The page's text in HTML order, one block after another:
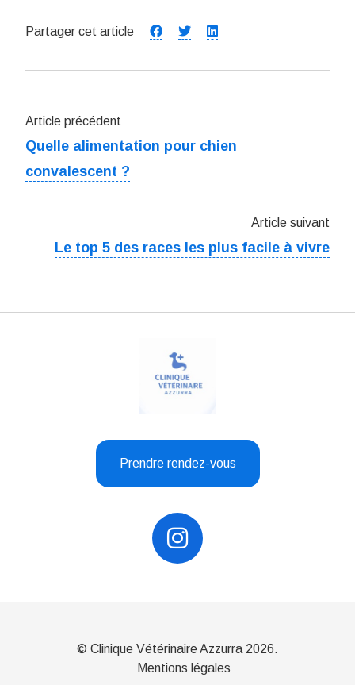
Partager cet article
Article précédent
Quelle alimentation pour chien
convalescent ?
Article suivant
Le top 5 des races les plus facile à vivre
Prendre rendez-vous
© Clinique Vétérinaire Azzurra 2026.
Mentions légales